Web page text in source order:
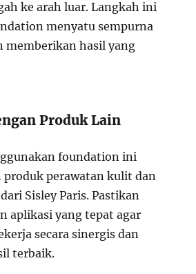
ke arah luar. Langkah ini
menyatu sempurna
memberikan hasil yang
Produk Lain
foundation ini
produk perawatan kulit dan
Sisley Paris. Pastikan
aplikasi yang tepat agar
secara sinergis dan
terbaik.